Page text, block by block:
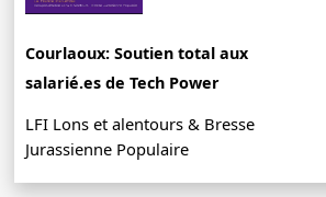
Courlaoux: Soutien total aux
salarié.es de Tech Power
LFI Lons et alentours & Bresse
Jurassienne Populaire